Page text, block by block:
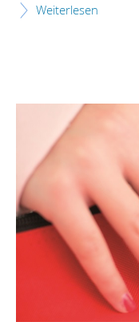
Weiterlesen